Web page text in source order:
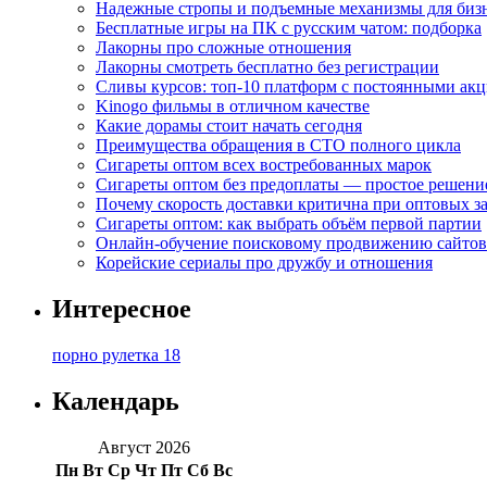
Надежные стропы и подъемные механизмы для
Бесплатные игры на ПК с русским чатом: подборка
Лакорны про сложные отношения
Лакорны смотреть бесплатно без регистрации
Сливы курсов: топ-10 платформ с постоянными
Kinogo фильмы в отличном качестве
Какие дорамы стоит начать сегодня
Преимущества обращения в СТО полного цикла
Сигареты оптом всех востребованных марок
Сигареты оптом без предоплаты — простое
Почему скорость доставки критична при оптовых
Сигареты оптом: как выбрать объём первой партии
Онлайн-обучение поисковому продвижению сайтов
Корейские сериалы про дружбу и отношения
Интересное
порно рулетка 18
Календарь
Август 2026
Пн Вт Ср Чт Пт Сб Вс